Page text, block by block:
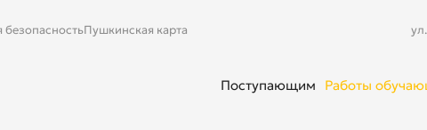
Пушкинская карта
Поступающим Работы